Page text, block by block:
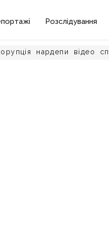
Розслідування
нардепи відео